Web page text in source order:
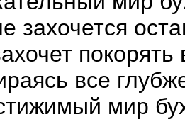
захочется
все
мир